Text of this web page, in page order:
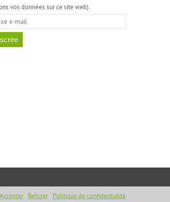
vos données sur ce site web).
Accepter Refuser Politique de confidentialité